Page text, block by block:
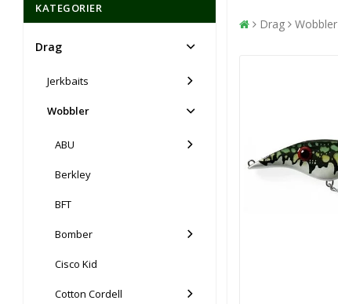
KATEGORIER
Drag
Jerkbaits
Wobbler
ABU
Berkley
BFT
Bomber
Cisco Kid
Cotton Cordell
Drag Wobbler